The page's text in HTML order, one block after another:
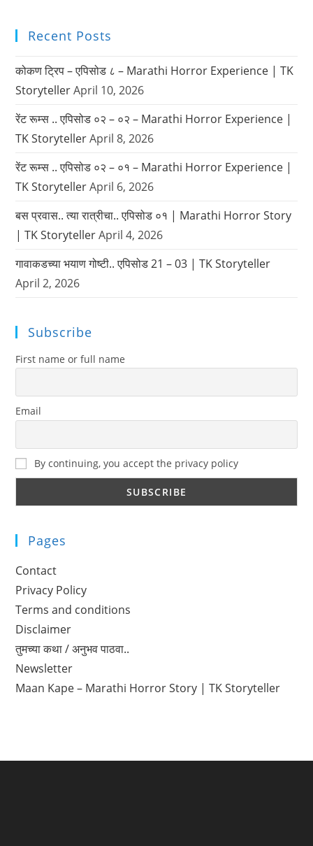
Recent Posts
कोकण ट्रिप – एपिसोड ८ – Marathi Horror Experience | TK
Storyteller April 10, 2026
रेंट रूम्स .. एपिसोड ०२ – ०२ – Marathi Horror Experience |
TK Storyteller April 8, 2026
रेंट रूम्स .. एपिसोड ०२ – ०१ – Marathi Horror Experience |
TK Storyteller April 6, 2026
बस प्रवास.. त्या रात्रीचा.. एपिसोड ०१ | Marathi Horror Story
| TK Storyteller April 4, 2026
गावाकडच्या भयाण गोष्टी.. एपिसोड 21 – 03 | TK Storyteller
April 2, 2026
Subscribe
First name or full name
Email
By continuing, you accept the privacy policy
Pages
Contact
Privacy Policy
Terms and conditions
Disclaimer
तुमच्या कथा / अनुभव पाठवा..
Newsletter
Maan Kape – Marathi Horror Story | TK Storyteller